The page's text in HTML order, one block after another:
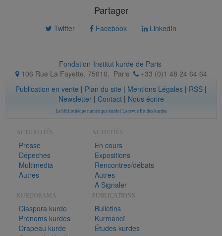
Partager
Twitter Facebook LinkedIn
Fondation-Institut kurde de Paris
106 Rue La Fayette, 75010
Paris
+33 (0)1 48 24 64 64
Publication en vente | Plan du site | Mentions Légales | RSS |
Newsletter| Contact| Nous écrire
La bibliothèque numérique kurde| La revue Études kurdes
ACTUALITÉS
Presse
Dépeches
Multimedia
Autres
ACTIVITÉS
En cours
Expositions
Rencontres/débats
Autres
A Signaler
KURDORAMA
Diaspora kurde
Prénoms kurdes
Drapeau kurde
PUBLICATIONS
Bulletins
Kurmancî
Études kurdes